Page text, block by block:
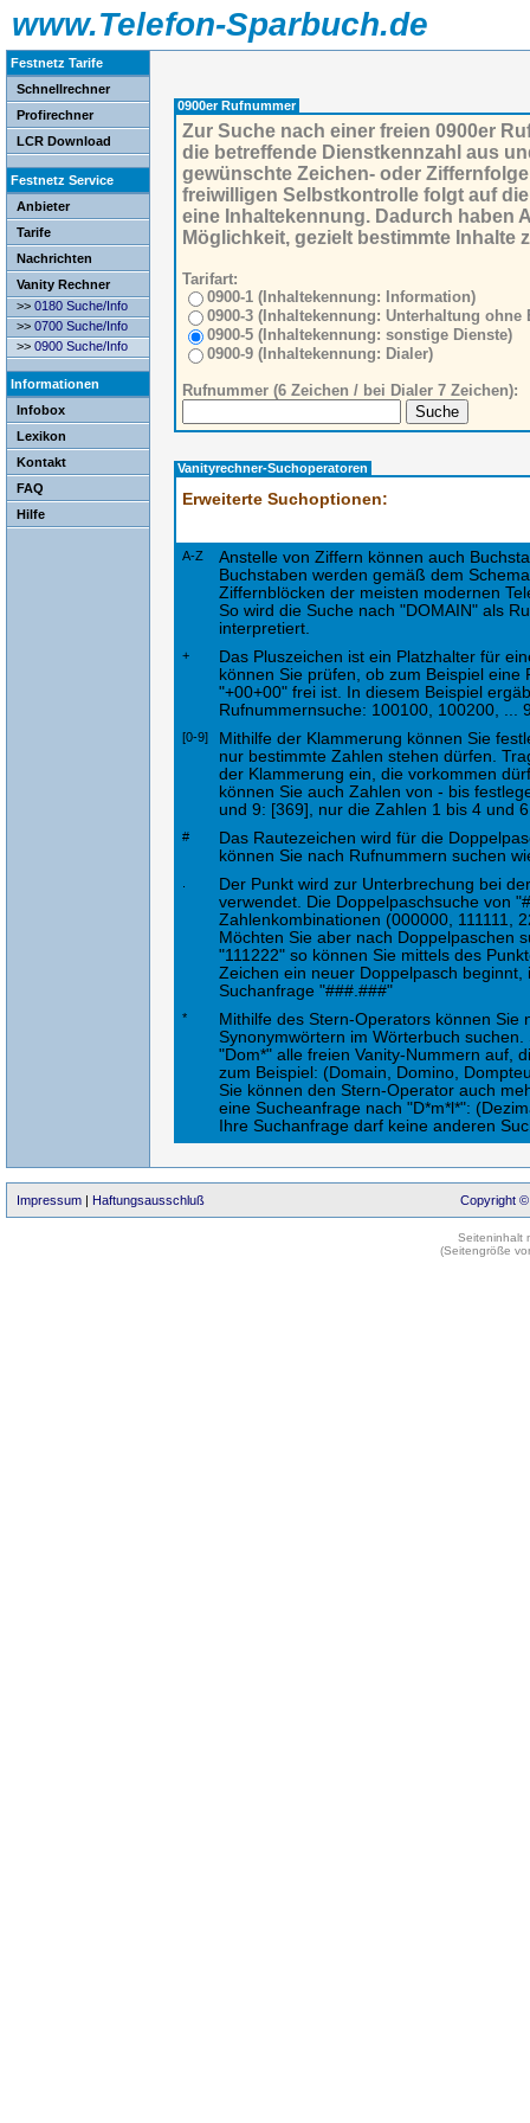
www.Telefon-Sparbuch.de
Festnetz Tarife
Schnellrechner
Profirechner
LCR Download
Festnetz Service
Anbieter
Tarife
Nachrichten
Vanity Rechner
>> 0180 Suche/Info
>> 0700 Suche/Info
>> 0900 Suche/Info
Informationen
Infobox
Lexikon
Kontakt
FAQ
Hilfe
0900er Rufnummer
Zur Suche nach einer freien 0900er
die betreffende Dienstkennzahl aus
gewünschte Zeichen- oder
freiwilligen Selbstkontrolle folgt auf
eine Inhaltekennung. Dadurch haben
Möglichkeit, gezielt bestimmte Inhalte
Tarifart:
0900-1 (Inhaltekennung: Information)
0900-3 (Inhaltekennung: Unterhaltung ohne
0900-5 (Inhaltekennung: sonstige Dienste)
0900-9 (Inhaltekennung: Dialer)
Rufnummer (6 Zeichen / bei Dialer 7 Zeichen):
Vanityrechner-Suchoperatoren
Erweiterte Suchoptionen:
A-Z
Anstelle von Ziffern können auch
Buchstaben werden gemäß dem
Ziffernblöcken der meisten modernen
So wird die Suche nach "DOMAIN" als
interpretiert.
+
Das Pluszeichen ist ein Platzhalter für
können Sie prüfen, ob zum Beispiel eine
"+00+00" frei ist. In diesem Beispiel
Rufnummernsuche: 100100, 100200, ...
[0-9]
Mithilfe der Klammerung können Sie
nur bestimmte Zahlen stehen dürfen.
der Klammerung ein, die vorkommen
können Sie auch Zahlen von - bis
und 9: [369], nur die Zahlen 1 bis 4 und
#
Das Rautezeichen wird für die
können Sie nach Rufnummern suchen
Der Punkt wird zur Unterbrechung bei
verwendet. Die Doppelpaschsuche von
Zahlenkombinationen (000000, 111111,
Möchten Sie aber nach Doppelpaschen
"111222" so können Sie mittels des
Zeichen ein neuer Doppelpasch beginnt,
Suchanfrage "###.###"
*
Mithilfe des Stern-Operators können Sie
Synonymwörtern im Wörterbuch
"Dom*" alle freien Vanity-Nummern auf,
zum Beispiel: (Domain, Domino,
Sie können den Stern-Operator auch
eine Sucheanfrage nach "D*m*l*":
Ihre Suchanfrage darf keine anderen
Impressum | Haftungsausschluß Copyright ©
Seiteninhalt
(Seitengröße